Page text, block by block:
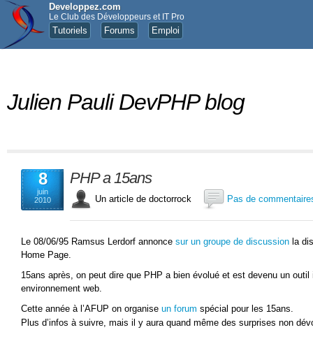
Developpez.com
Le Club des Développeurs et IT Pro
Tutoriels Forums Emploi
Julien Pauli DevPHP blog
8
juin
2010
PHP a 15ans
Un article de doctorrock Pas de
Le 08/06/95 Ramsus Lerdorf annonce sur un groupe de discussion la
Home Page.
15ans après, on peut dire que PHP a bien évolué et est devenu un
environnement web.
Cette année à l’AFUP on organise un forum spécial pour les 15ans.
Plus d’infos à suivre, mais il y aura quand même des surprises non